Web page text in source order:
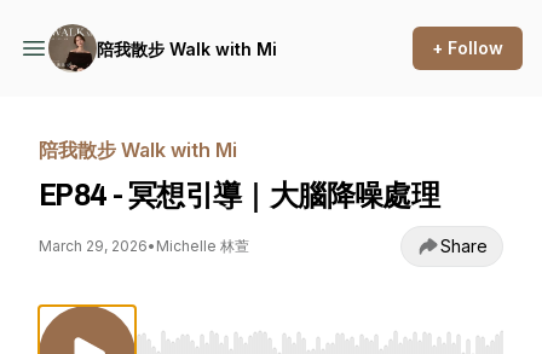
陪我散步 Walk with Mi + Follow
陪我散步 Walk with Mi
EP84 - 冥想引導｜大腦降噪處理
March 29, 2026• Michelle 林萱 Share